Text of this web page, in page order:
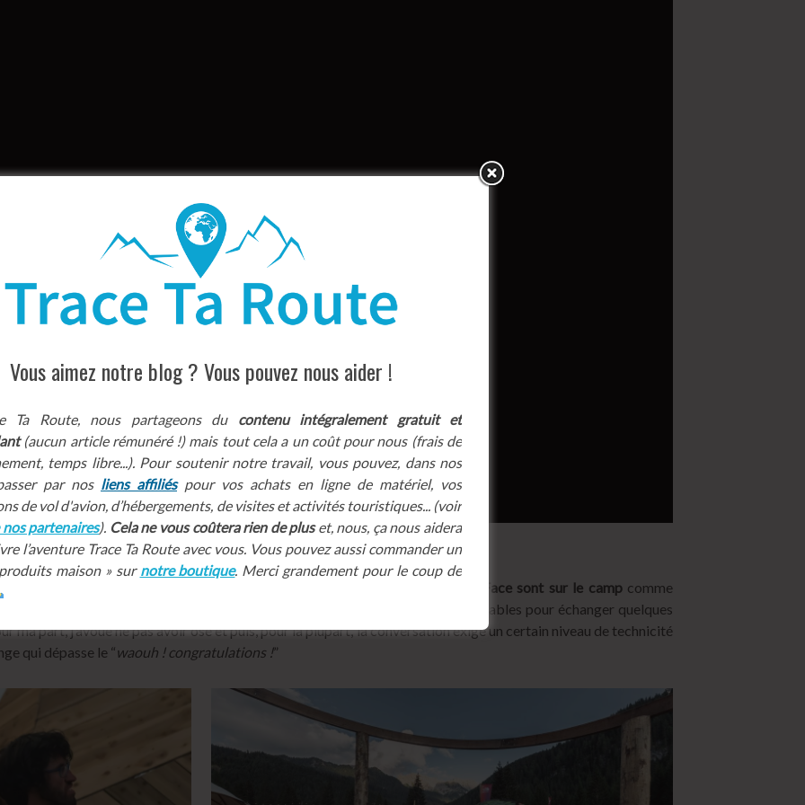
que tout au long du week-end les athlètes ambassadeurs The North Face sont sur le campcomme
Anker, Seb Chaigneau, Simone Moro… Au milieu de tous, ils sont abordables pour échanger quelques
ma part, j’avoue ne pas avoir osé et puis, pour la plupart, la conversation exige un certain niveau de technicité
qui dépasse le “waouh ! congratulations !”
Vous aimez notre blog ? Vous pouvez nous aider !
Ta Route, nous partageons du contenu intégralement gratuit et
(aucun article rémunéré !) mais tout cela a un coût pour nous (frais de
temps libre...). Pour soutenir notre travail, vous pouvez, dans nos
par nos liens affiliéspour vos achats en ligne de matériel, vos
de vol d'avion, d’hébergements, de visites et activités touristiques... (voir
partenaires). Cela ne vous coûtera rien de pluset, nous, ça nous aidera
l’aventure Trace Ta Route avec vous. Vous pouvez aussi commander un
maison » sur notre boutique. Merci grandement pour le coup de